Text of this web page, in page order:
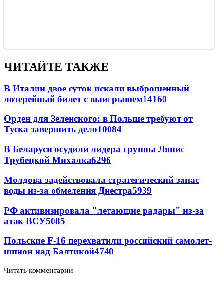
ЧИТАЙТЕ ТАКЖЕ
В Италии двое суток искали выброшенный
лотерейный билет с выигрышем14160
Орден для Зеленского: в Польше требуют от
Туска завершить дело10084
В Беларуси осудили лидера группы Ляпис
Трубецкой Михалка6296
Молдова задействовала стратегический запас
воды из-за обмеления Днестра5939
РФ активизировала "летающие радары" из-за
атак ВСУ5085
Польские F-16 перехватили российский самолет-
шпион над Балтикой4740
Читать комментарии